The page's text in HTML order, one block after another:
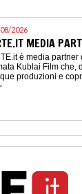
2026
MEDIA
è media
Kublai Film che,
produzioni e